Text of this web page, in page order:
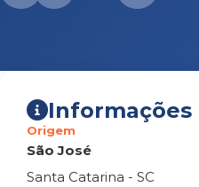
Informações
Origem
São José
Santa Catarina - SC